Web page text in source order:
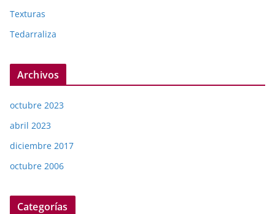
Texturas
Tedarraliza
Archivos
octubre 2023
abril 2023
diciembre 2017
octubre 2006
Categorías